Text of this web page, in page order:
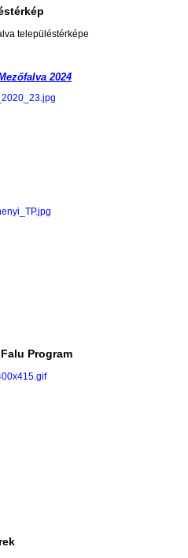
2024
Program